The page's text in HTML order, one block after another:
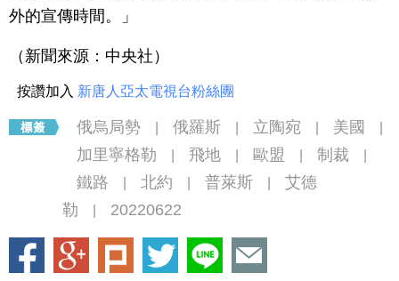
外的宣傳時間。」
（新聞來源：中央社）
按讚加入 新唐人亞太電視台粉絲團
俄烏局勢 俄羅斯 立陶宛 美國
加里寧格勒 飛地 歐盟 制裁
鐵路 北約 普萊斯
艾德
勒
20220622